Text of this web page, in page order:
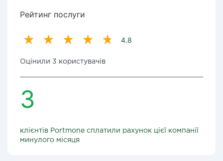
Рейтинг послуги
4.8
Оцінили 3 користувачів
3
клієнтів Portmone сплатили рахунок цієї компанії
минулого місяця